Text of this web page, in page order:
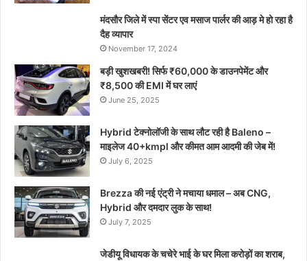
मंदसौर जिले में स्पा सेंटर एव मसाज पार्लर की आड़ मे हो रहा है
दैह व्यापार
November 17, 2024
बड़ी खुशखबरी! सिर्फ ₹60,000 के डाउनपेमेंट और
₹8,500 की EMI में घर लाएं
June 25, 2025
Hybrid टेक्नोलॉजी के साथ लौट रही है Baleno –
माइलेज 40+kmpl और कीमत आम आदमी की जेब में!
July 6, 2025
Brezza की नई एंट्री ने मचाया धमाल – अब CNG,
Hybrid और दमदार लुक के साथ!
July 7, 2025
जेडीयू विधायक के चचेरे भाई के घर मिला करोड़ों का शराब,